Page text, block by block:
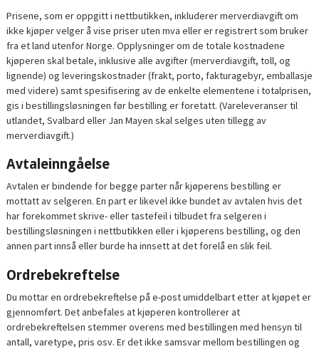
Prisene, som er oppgitt i nettbutikken, inkluderer merverdiavgift om
ikke kjøper velger å vise priser uten mva eller er registrert som bruker
fra et land utenfor Norge. Opplysninger om de totale kostnadene
kjøperen skal betale, inklusive alle avgifter (merverdiavgift, toll, og
lignende) og leveringskostnader (frakt, porto, fakturagebyr, emballasje
med videre) samt spesifisering av de enkelte elementene i totalprisen,
gis i bestillingsløsningen før bestilling er foretatt. (Vareleveranser til
utlandet, Svalbard eller Jan Mayen skal selges uten tillegg av
merverdiavgift.)
Avtaleinngåelse
Avtalen er bindende for begge parter når kjøperens bestilling er
mottatt av selgeren. En part er likevel ikke bundet av avtalen hvis det
har forekommet skrive- eller tastefeil i tilbudet fra selgeren i
bestillingsløsningen i nettbutikken eller i kjøperens bestilling, og den
annen part innså eller burde ha innsett at det forelå en slik feil.
Ordrebekreftelse
Du mottar en ordrebekreftelse på e-post umiddelbart etter at kjøpet er
gjennomført. Det anbefales at kjøperen kontrollerer at
ordrebekreftelsen stemmer overens med bestillingen med hensyn til
antall, varetype, pris osv. Er det ikke samsvar mellom bestillingen og